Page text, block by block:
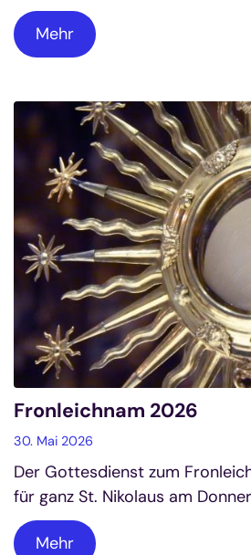
Mehr
Fronleichnam 2026
30. Mai 2026
Der Gottesdienst zum
für ganz St. Nikolaus am
Mehr